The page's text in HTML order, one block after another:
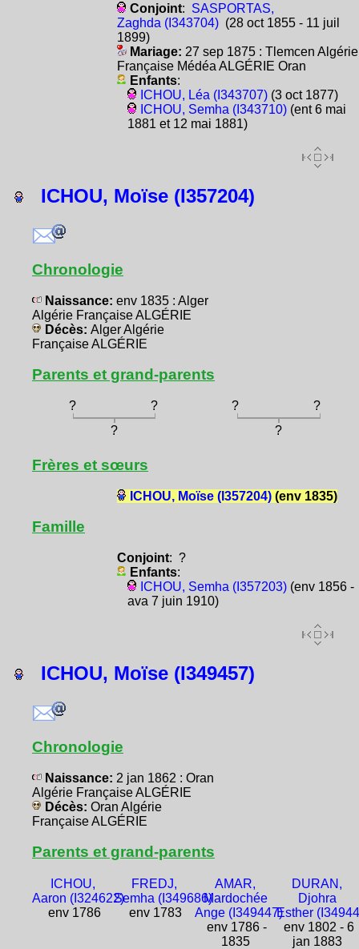
Conjoint: SASPORTAS,
Zaghda (I343704)(28 oct 1855 - 11 juil
1899)
Mariage: 27 sep 1875 : Tlemcen Algérie
Française Médéa ALGÉRIE Oran
Enfants:
ICHOU, Léa (I343707)(3 oct 1877)
ICHOU, Semha (I343710)(ent 6 mai
1881 et 12 mai 1881)
ICHOU, Moïse (I357204)
Chronologie
Naissance: env 1835 : Alger
Algérie Française ALGÉRIE
Décès: Alger Algérie
Française ALGÉRIE
Parents et grand-parents
? ? ?
?
?
?
Frères et sœurs
ICHOU, Moïse (I357204)(env 1835)
Famille
Conjoint: ?
Enfants:
ICHOU, Semha (I357203)(env 1856 -
ava 7 juin 1910)
ICHOU, Moïse (I349457)
Chronologie
Naissance: 2 jan 1862 : Oran
Algérie Française ALGÉRIE
Décès: Oran Algérie
Française ALGÉRIE
Parents et grand-parents
ICHOU,
Aaron (I324622)
env 1786
FREDJ,
Semha (I349686)
env 1783
AMAR,
Mardochée
Ange (I349447)
env 1786 -
1835
DURAN,
Djohra
Esther
env 1802 - 6
jan 1883